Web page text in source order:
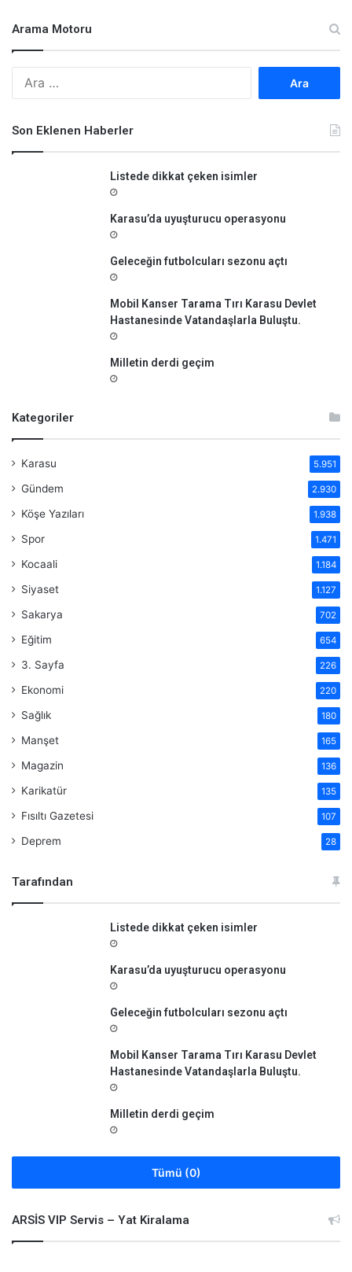
Arama Motoru
Son Eklenen Haberler
Listede dikkat çeken isimler
Karasu’da uyuşturucu operasyonu
Geleceğin futbolcuları sezonu açtı
Mobil Kanser Tarama Tırı Karasu Devlet
Hastanesinde Vatandaşlarla Buluştu.
Milletin derdi geçim
Kategoriler
Karasu 5.951
Gündem 2.930
Köşe Yazıları 1.938
Spor 1.471
Kocaali 1.184
Siyaset 1.127
Sakarya 702
Eğitim 654
3. Sayfa 226
Ekonomi 220
Sağlık 180
Manşet 165
Magazin 136
Karikatür 135
Fısıltı Gazetesi 107
Deprem 28
Tarafından
Listede dikkat çeken isimler
Karasu’da uyuşturucu operasyonu
Geleceğin futbolcuları sezonu açtı
Mobil Kanser Tarama Tırı Karasu Devlet
Hastanesinde Vatandaşlarla Buluştu.
Milletin derdi geçim
Tümü (0)
ARSİS VIP Servis – Yat Kiralama